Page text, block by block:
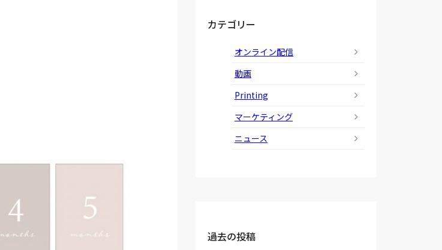
カテゴリー
オンライン配信
動画
Printing
マーケティング
ニュース
過去の投稿